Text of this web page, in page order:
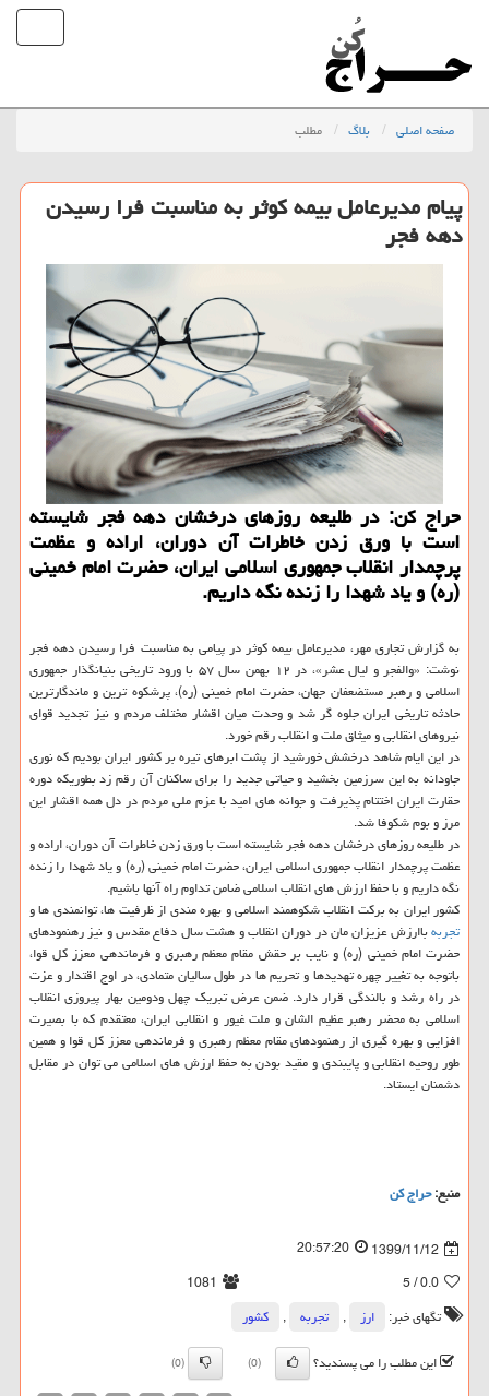
صفحه اصلی بلاگ مطلب
پیام مدیرعامل بیمه كوثر به مناسبت فرا رسیدن
دهه فجر
حراج کن: در طلیعه روزهای درخشان دهه فجر شایسته
است با ورق زدن خاطرات آن دوران، اراده و عظمت
پرچمدار انقلاب جمهوری اسلامی ایران، حضرت امام خمینی
(ره) و یاد شهدا را زنده نگه داریم.
به گزارش تجاری مهر، مدیرعامل بیمه کوثر در پیامی به مناسبت فرا رسیدن دهه فجر
نوشت: «والفجر و لیال عشر»، در ۱۲ بهمن سال ۵۷ با ورود تاریخی بنیانگذار جمهوری
اسلامی و رهبر مستضعفان جهان، حضرت امام خمینی (ره)، پرشکوه ترین و ماندگارترین
حادثه تاریخی ایران جلوه گر شد و وحدت میان اقشار مختلف مردم و نیز تجدید قوای
نیروهای انقلابی و میثاق ملت و انقلاب رقم خورد.
در این ایام شاهد درخشش خورشید از پشت ابرهای تیره بر کشور ایران بودیم که نوری
جاودانه به این سرزمین بخشید و حیاتی جدید را برای ساکنان آن رقم زد بطوریکه دوره
حقارت ایران اختتام پذیرفت و جوانه های امید با عزم ملی مردم در دل همه اقشار این
مرز و بوم شکوفا شد.
در طلیعه روزهای درخشان دهه فجر شایسته است با ورق زدن خاطرات آن دوران، اراده و
عظمت پرچمدار انقلاب جمهوری اسلامی ایران، حضرت امام خمینی (ره) و یاد شهدا را زنده
نگه داریم و با حفظ ارزش های انقلاب اسلامی ضامن تداوم راه آنها باشیم.
کشور ایران به برکت انقلاب شکوهمند اسلامی و بهره مندی از ظرفیت ها، توانمندی ها و
تجربهباارزش عزیزان مان در دوران انقلاب و هشت سال دفاع مقدس و نیز رهنمودهای
حضرت امام خمینی (ره) و نایب بر حقش مقام معظم رهبری و فرماندهی معزز کل قوا،
باتوجه به تغییر چهره تهدیدها و تحریم ها در طول سالیان متمادی، در اوج اقتدار و عزت
در راه رشد و بالندگی قرار دارد. ضمن عرض تبریک چهل ودومین بهار پیروزی انقلاب
اسلامی به محضر رهبر عظیم الشان و ملت غیور و انقلابی ایران، معتقدم که با بصیرت
افزایی و بهره گیری از رهنمودهای مقام معظم رهبری و فرماندهی معزز کل قوا و همین
طور روحیه انقلابی و پایبندی و مقید بودن به حفظ ارزش های اسلامی می توان در مقابل
دشمنان ایستاد.
منبع:حراج كن
1399/11/12
20:57:20
0.0
/ 5
1081
تگهای خبر:
ارز , تجربه ,
كشور
این مطلب را می پسندید؟
(0)
(0)